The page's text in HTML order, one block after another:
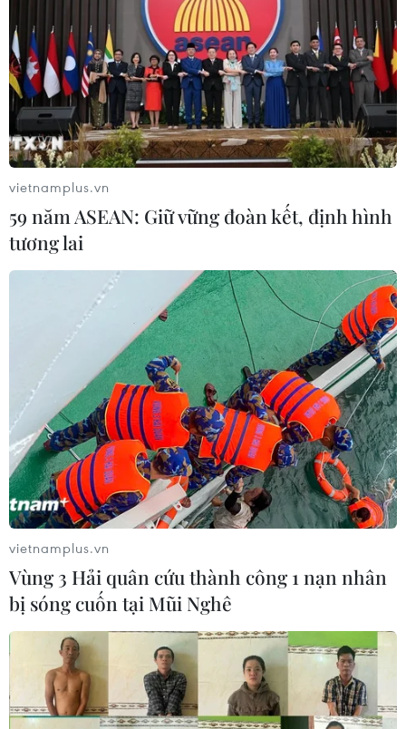
vietnamplus.vn
59 năm ASEAN: Giữ vững đoàn kết, định hình
tương lai
vietnamplus.vn
Vùng 3 Hải quân cứu thành công 1 nạn nhân
bị sóng cuốn tại Mũi Nghê